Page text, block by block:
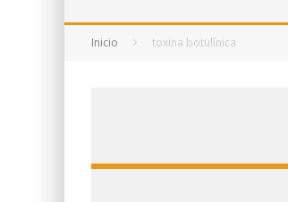
Inicio toxina botulínica